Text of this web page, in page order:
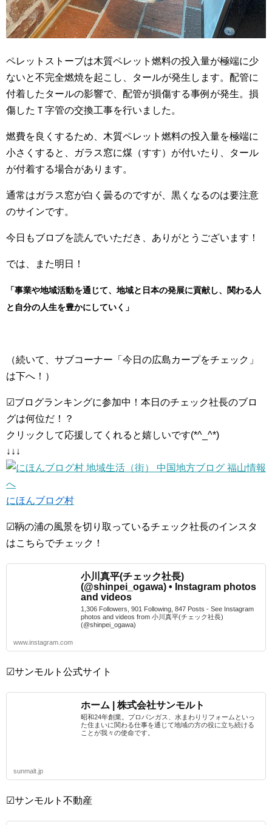
ペレットストーブは木質ペレット燃料の投入量が極端に少
ないと不完全燃焼を起こし、タールが発生します。配管に
付着したタールの影響で、配管が損傷する事例が発生。損
傷したＴ字管の交換工事を行いました。
燃費を良くするため、木質ペレット燃料の投入量を極端に
小さくすると、ガラス窓に煤（すす）が付いたり、タール
が付着する場合があります。
通常はガラス窓が白く曇るのですが、黒くなるのは要注意
のサインです。
今日もブロブを読んでいただき、ありがとうございます！
では、また明日！
「事業や地域活動を通じて、地域と日本の発展に貢献し、関わる人
と自分の人生を豊かにしていく」
（続いて、サブコーナー「今日の広島カープをチェック」
は下へ！）
☑ブログランキングに参加中！本日のチェック社長のブロ
グは何位だ！？
クリックして応援してくれると嬉しいです(*^_^*)
↓↓↓
にほんブログ村
☑鞆の浦の風景を切り取っているチェック社長のインスタ
はこちらでチェック！
小川真平(チェック社長)
(@shinpei_ogawa) • Instagram photos
and videos
1,306 Followers, 901 Following, 847 Posts - See Instagram
photos and videos from 小川真平(チェック社長)
(@shinpei_ogawa)
www.instagram.com
☑サンモルト公式サイト
ホーム | 株式会社サンモルト
昭和24年創業。プロパンガス、水まわりリフォームといっ
た住まいに関わる仕事を通じて地域の方の役に立ち続ける
ことが我々の使命です。
sunmalt.jp
☑サンモルト不動産